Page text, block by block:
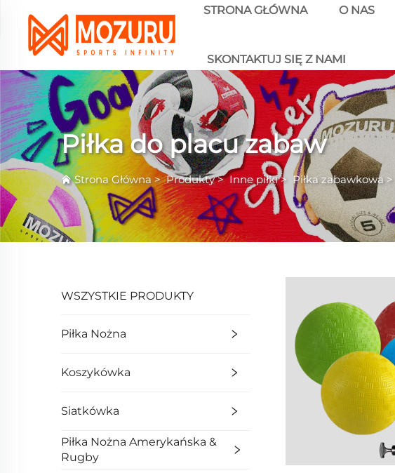
STRONA GŁÓWNA O NAS
SKONTAKTUJ SIĘ Z NAMI
Piłka do placu zabaw
Strona Główna>Produkty>Inne piłki> Piłka zabawkowa>
WSZYSTKIE PRODUKTY
Piłka Nożna
Koszykówka
Siatkówka
Piłka Nożna Amerykańska &
Rugby